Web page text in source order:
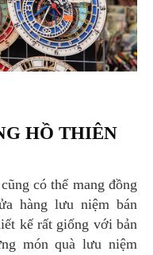
hàng lưu niệm bán
kế rất giống với bản
món quà lưu niệm